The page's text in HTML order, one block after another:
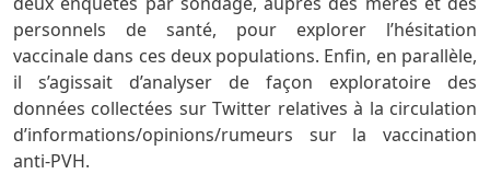
personnels de santé, pour explorer l’hésitation
vaccinale dans ces deux populations. Enfin, en parallèle,
il s’agissait d’analyser de façon exploratoire des
données collectées sur Twitter relatives à la circulation
d’informations/opinions/rumeurs sur la vaccination
anti-PVH.